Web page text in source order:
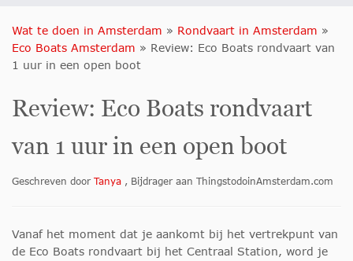
Wat te doen in Amsterdam » Rondvaart in Amsterdam »
Eco Boats Amsterdam » Review: Eco Boats rondvaart van
1 uur in een open boot
Review: Eco Boats rondvaart
van 1 uur in een open boot
Geschreven door Tanya , Bijdrager aan ThingstodoinAmsterdam.com
Vanaf het moment dat je aankomt bij het vertrekpunt van
de Eco Boats rondvaart bij het Centraal Station, word je